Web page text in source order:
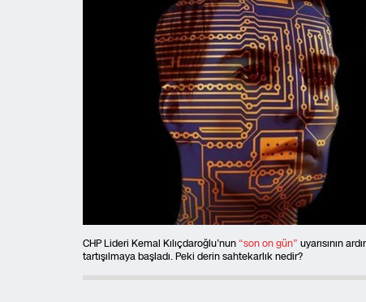
CHP Lideri Kemal Kılıçdaroğlu’nun “son on gün” uyarısının
tartışılmaya başladı. Peki derin sahtekarlık nedir?